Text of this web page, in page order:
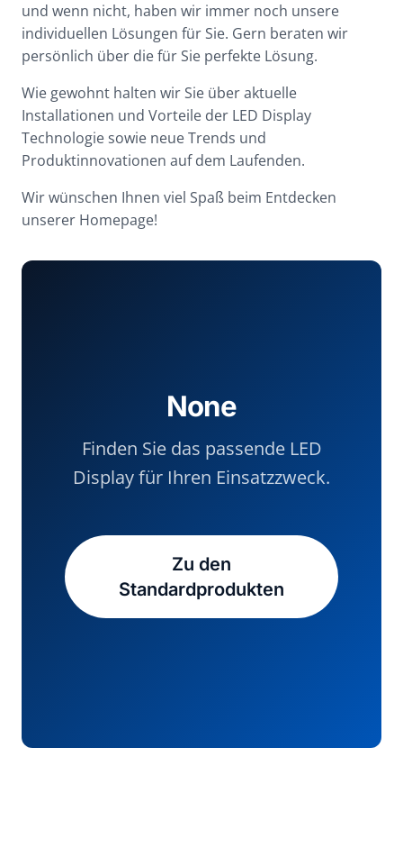
und wenn nicht, haben wir immer noch unsere
individuellen Lösungen für Sie. Gern beraten wir
persönlich über die für Sie perfekte Lösung.
Wie gewohnt halten wir Sie über aktuelle
Installationen und Vorteile der LED Display
Technologie sowie neue Trends und
Produktinnovationen auf dem Laufenden.
Wir wünschen Ihnen viel Spaß beim Entdecken
unserer Homepage!
None
Finden Sie das passende LED
Display für Ihren Einsatzzweck.
Zu den
Standardprodukten